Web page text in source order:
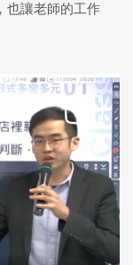
也讓老師的工作